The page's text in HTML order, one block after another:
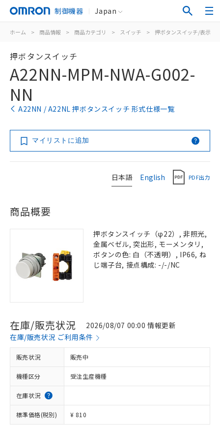
制御機器 Japan
ホーム > 商品情報 > 商品カテゴリ > スイッチ > 押ボタンスイッチ/表示灯
押ボタンスイッチ
A22NN-MPM-NWA-G002-
NN
A22NN / A22NL 押ボタンスイッチ 形式仕様一覧
マイリストに追加
日本語 English PDF出力
商品概要
押ボタンスイッチ（φ22）, 非照光,
金属ベゼル, 突出形, モーメンタリ,
ボタンの色: 白（不透明）, IP66, ね
じ端子台, 接点構成: -/-/NC
在庫/販売状況
2026/08/07 00:00 情報更新
在庫/販売状況 ご利用条件
販売状況 販売中
機種区分 受注生産機種
在庫状況
標準価格(税別) ¥ 810